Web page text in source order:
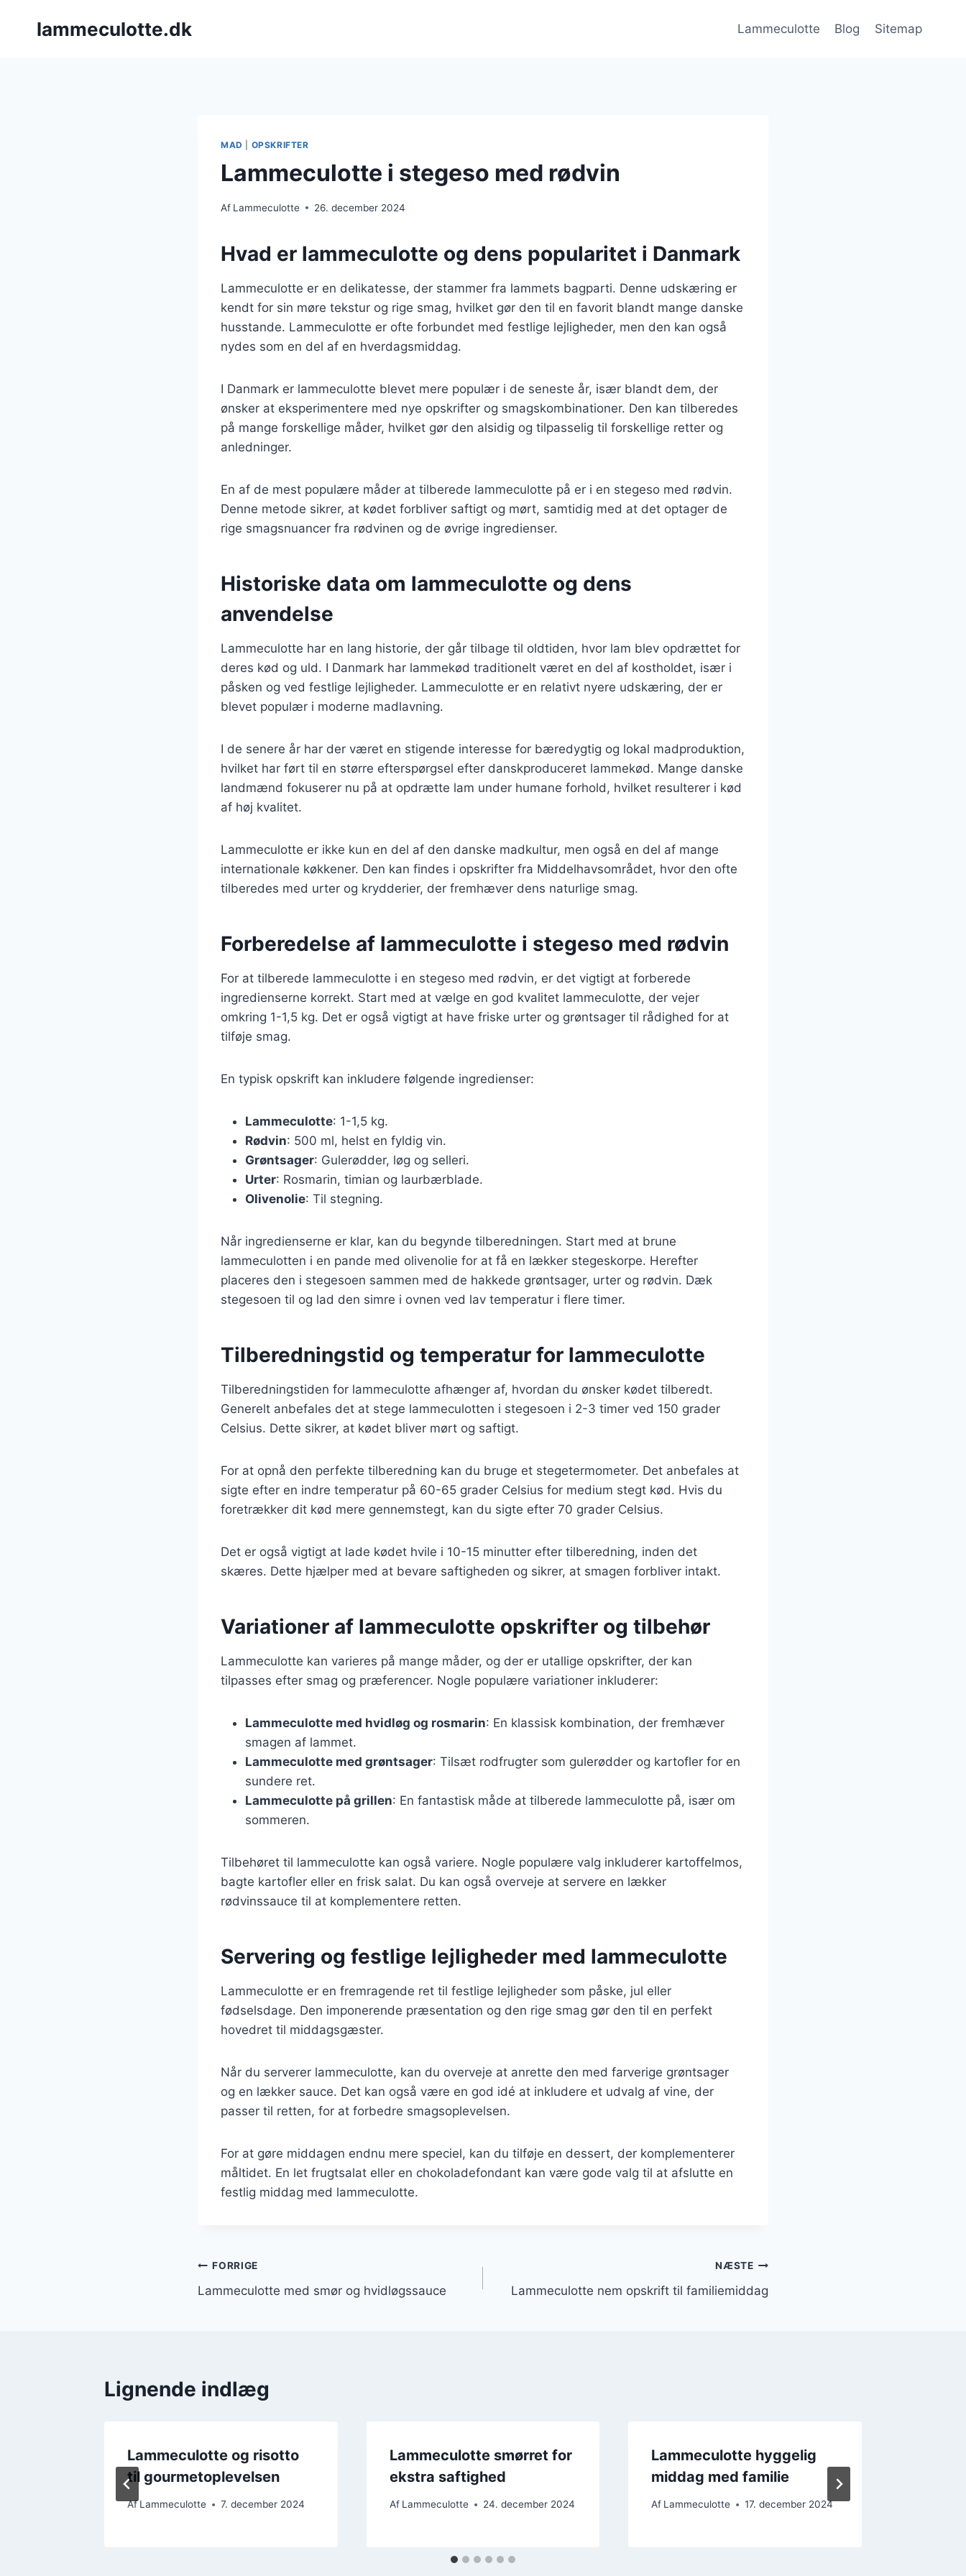
lammeculotte.dk Lammeculotte Blog Sitemap
MAD OPSKRIFTER
Lammeculotte i stegeso med rødvin
Af Lammeculotte 26. december 2024
Hvad er lammeculotte og dens popularitet i Danmark
Lammeculotte er en delikatesse, der stammer fra lammets bagparti. Denne udskæring er
kendt for sin møre tekstur og rige smag, hvilket gør den til en favorit blandt mange danske
husstande. Lammeculotte er ofte forbundet med festlige lejligheder, men den kan også
nydes som en del af en hverdagsmiddag.
I Danmark er lammeculotte blevet mere populær i de seneste år, især blandt dem, der
ønsker at eksperimentere med nye opskrifter og smagskombinationer. Den kan tilberedes
på mange forskellige måder, hvilket gør den alsidig og tilpasselig til forskellige retter og
anledninger.
En af de mest populære måder at tilberede lammeculotte på er i en stegeso med rødvin.
Denne metode sikrer, at kødet forbliver saftigt og mørt, samtidig med at det optager de
rige smagsnuancer fra rødvinen og de øvrige ingredienser.
Historiske data om lammeculotte og dens
anvendelse
Lammeculotte har en lang historie, der går tilbage til oldtiden, hvor lam blev opdrættet for
deres kød og uld. I Danmark har lammekød traditionelt været en del af kostholdet, især i
påsken og ved festlige lejligheder. Lammeculotte er en relativt nyere udskæring, der er
blevet populær i moderne madlavning.
I de senere år har der været en stigende interesse for bæredygtig og lokal madproduktion,
hvilket har ført til en større efterspørgsel efter danskproduceret lammekød. Mange danske
landmænd fokuserer nu på at opdrætte lam under humane forhold, hvilket resulterer i kød
af høj kvalitet.
Lammeculotte er ikke kun en del af den danske madkultur, men også en del af mange
internationale køkkener. Den kan findes i opskrifter fra Middelhavsområdet, hvor den ofte
tilberedes med urter og krydderier, der fremhæver dens naturlige smag.
Forberedelse af lammeculotte i stegeso med rødvin
For at tilberede lammeculotte i en stegeso med rødvin, er det vigtigt at forberede
ingredienserne korrekt. Start med at vælge en god kvalitet lammeculotte, der vejer
omkring 1-1,5 kg. Det er også vigtigt at have friske urter og grøntsager til rådighed for at
tilføje smag.
En typisk opskrift kan inkludere følgende ingredienser:
Lammeculotte: 1-1,5 kg.
Rødvin: 500 ml, helst en fyldig vin.
Grøntsager: Gulerødder, løg og selleri.
Urter: Rosmarin, timian og laurbærblade.
Olivenolie: Til stegning.
Når ingredienserne er klar, kan du begynde tilberedningen. Start med at brune
lammeculotten i en pande med olivenolie for at få en lækker stegeskorpe. Herefter
placeres den i stegesoen sammen med de hakkede grøntsager, urter og rødvin. Dæk
stegesoen til og lad den simre i ovnen ved lav temperatur i flere timer.
Tilberedningstid og temperatur for lammeculotte
Tilberedningstiden for lammeculotte afhænger af, hvordan du ønsker kødet tilberedt.
Generelt anbefales det at stege lammeculotten i stegesoen i 2-3 timer ved 150 grader
Celsius. Dette sikrer, at kødet bliver mørt og saftigt.
For at opnå den perfekte tilberedning kan du bruge et stegetermometer. Det anbefales at
sigte efter en indre temperatur på 60-65 grader Celsius for medium stegt kød. Hvis du
foretrækker dit kød mere gennemstegt, kan du sigte efter 70 grader Celsius.
Det er også vigtigt at lade kødet hvile i 10-15 minutter efter tilberedning, inden det
skæres. Dette hjælper med at bevare saftigheden og sikrer, at smagen forbliver intakt.
Variationer af lammeculotte opskrifter og tilbehør
Lammeculotte kan varieres på mange måder, og der er utallige opskrifter, der kan
tilpasses efter smag og præferencer. Nogle populære variationer inkluderer:
Lammeculotte med hvidløg og rosmarin: En klassisk kombination, der fremhæver
smagen af lammet.
Lammeculotte med grøntsager: Tilsæt rodfrugter som gulerødder og kartofler for en
sundere ret.
Lammeculotte på grillen: En fantastisk måde at tilberede lammeculotte på, især om
sommeren.
Tilbehøret til lammeculotte kan også variere. Nogle populære valg inkluderer kartoffelmos,
bagte kartofler eller en frisk salat. Du kan også overveje at servere en lækker
rødvinssauce til at komplementere retten.
Servering og festlige lejligheder med lammeculotte
Lammeculotte er en fremragende ret til festlige lejligheder som påske, jul eller
fødselsdage. Den imponerende præsentation og den rige smag gør den til en perfekt
hovedret til middagsgæster.
Når du serverer lammeculotte, kan du overveje at anrette den med farverige grøntsager
og en lækker sauce. Det kan også være en god idé at inkludere et udvalg af vine, der
passer til retten, for at forbedre smagsoplevelsen.
For at gøre middagen endnu mere speciel, kan du tilføje en dessert, der komplementerer
måltidet. En let frugtsalat eller en chokoladefondant kan være gode valg til at afslutte en
festlig middag med lammeculotte.
Indlægsnavigation
FORRIGE
Lammeculotte med smør og hvidløgssauce
NÆSTE
Lammeculotte nem opskrift til familiemiddag
Lignende indlæg
Lammeculotte og risotto
til gourmetoplevelsen
Af Lammeculotte 7. december 2024
Lammeculotte smørret for
ekstra saftighed
Af Lammeculotte 24. december 2024
Lammeculotte hyggelig
middag med familie
Af Lammeculotte 17. december 2024